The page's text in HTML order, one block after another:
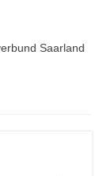
Saarland